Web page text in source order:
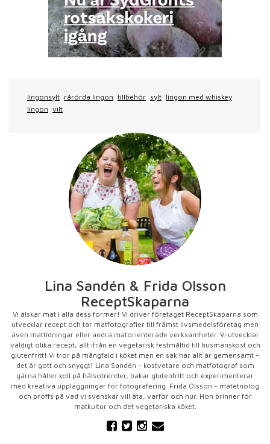
lingonsylt rårörda lingon tillbehör sylt lingon med whiskey
lingon vilt
Lina Sandén & Frida Olsson
ReceptSkaparna
Vi älskar mat i alla dess former! Vi driver företaget ReceptSkaparna som
utvecklar recept och tar matfotografier till främst livsmedelsföretag men
även mattidningar eller andra matorienterade verksamheter. Vi utvecklar
väldigt olika recept, allt ifrån en vegetarisk festmåltid till husmanskost och
glutenfritt! Vi tror på mångfald i köket men en sak har allt är gemensamt –
det är gott och snyggt! Lina Sandén - kostvetare och matfotograf som
gärna håller koll på hälsotrender, bakar glutenfritt och experimenterar
med kreativa uppläggningar för fotografering. Frida Olsson - matetnolog
och proffs på vad vi svenskar vill äta, varför och hur. Hon brinner för
matkultur och det vegetariska köket.